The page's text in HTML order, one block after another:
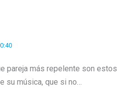
pareja más repelente son estos
su música, que si no…